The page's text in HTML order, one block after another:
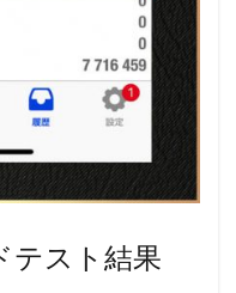
テスト結果